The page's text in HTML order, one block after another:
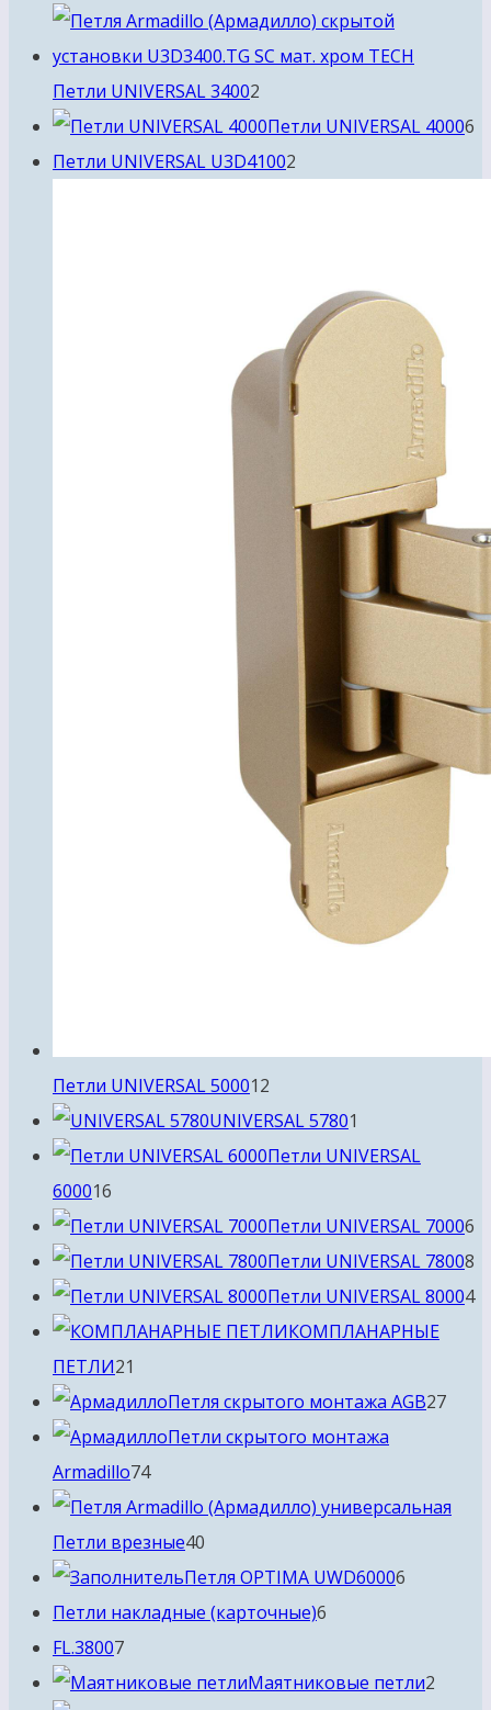
товаров
Петли UNIVERSAL 34002
товара
Петли UNIVERSAL 40006
Петли UNIVERSAL U3D41002
Петли UNIVERSAL 500012
товаров
UNIVERSAL 57801
товар
Петли UNIVERSAL
600016
товаров
Петли UNIVERSAL 70006
Петли UNIVERSAL 78008
Петли UNIVERSAL 800044
КОМПЛАНАРНЫЕ
ПЕТЛИ21
товарПетля скрытого монтажа AGB2727
Петли скрытого монтажа
Armadillo7474
товара
Петли врезные40
товаров
Петля OPTIMA UWD60006
Петли накладные (карточные)6
FL.380077
товаров
Маятниковые петли2